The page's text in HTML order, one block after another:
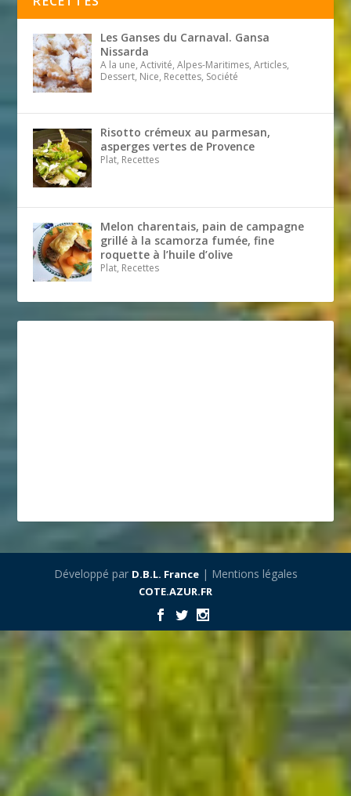
Les Ganses du Carnaval. Gansa
Nissarda
A la une, Activité, Alpes-Maritimes, Articles,
Dessert, Nice, Recettes, Société
Risotto crémeux au parmesan,
asperges vertes de Provence
Plat, Recettes
Melon charentais, pain de campagne
grillé à la scamorza fumée, fine
roquette à l’huile d’olive
Plat, Recettes
Développé par D.B.L. France| Mentions légales
COTE.AZUR.FR